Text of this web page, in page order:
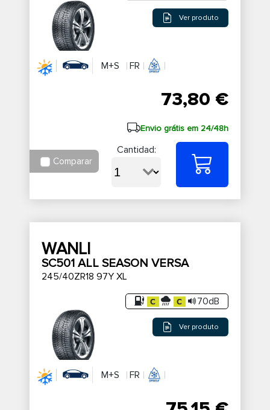
Ver produto
M+S FR
73,80 €
Envio grátis em 24/48h
Comparar
Cantidad:
WANLI
SC501 ALL SEASON VERSA
245/40ZR18 97Y XL
70dB
Ver produto
M+S FR